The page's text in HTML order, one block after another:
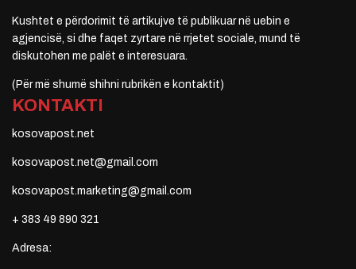
Kushtet e përdorimit të artikujve të publikuar në uebin e
agjencisë, si dhe faqet zyrtare në rrjetet sociale, mund të
diskutohen me palët e interesuara.
(Për më shumë shihni rubrikën e kontaktit)
KONTAKTI
kosovapost.net
kosovapost.net@gmail.com
kosovapost.marketing@gmail.com
+ 383 49 890 321
Adresa: